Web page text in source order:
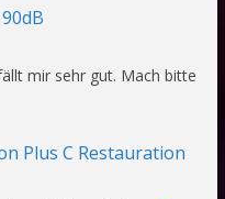
mir sehr gut. Mach bitte
Plus C Restauration